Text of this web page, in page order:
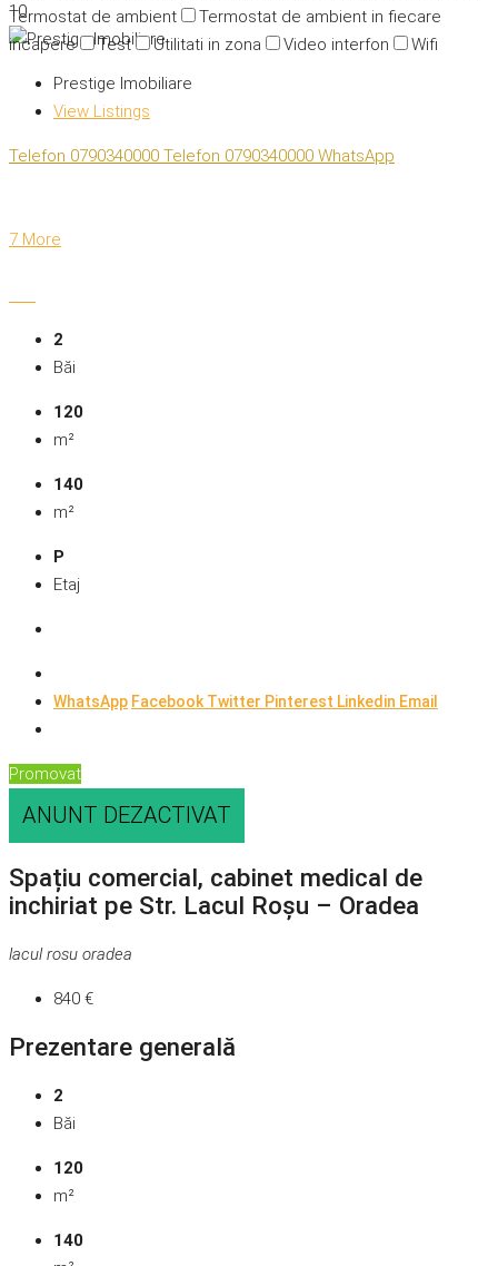
Termostat de ambient
Termostat de ambient in fiecare
incapere
Test Utilitati in zona Video interfon Wifi
10
Prestige Imobiliare
View Listings
Telefon 0790340000 Telefon 0790340000 WhatsApp
7 More
2
Băi
120
m²
140
m²
P
Etaj
WhatsApp FacebookTwitter Pinterest Linkedin Email
Promovat
ANUNT DEZACTIVAT
Spațiu comercial, cabinet medical de
inchiriat pe Str. Lacul Roșu – Oradea
lacul rosu oradea
840 €
Prezentare generală
2
Băi
120
m²
140